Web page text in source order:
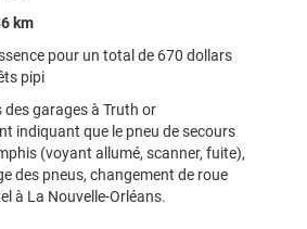
km
pour un total de 670 dollars
pipi
des garages à Truth or
indiquant que le pneu de secours
(voyant allumé, scanner, fuite),
des pneus, changement de roue
à La Nouvelle-Orléans.